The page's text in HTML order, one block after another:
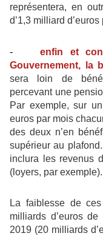
représentera, en
d’1,3 milliard
-enfin et
Gouvernement, la
sera loin de
percevant une
Par exemple, sur
euros par mois
des deux n’en
supérieur au
inclura les revenus
(loyers, par exemple).
La faiblesse de
milliards d’euros
2019 (20 milliards